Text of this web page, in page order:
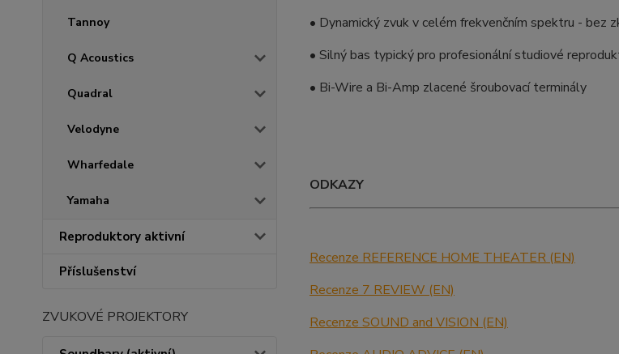
Tannoy
Q Acoustics
Quadral
Velodyne
Wharfedale
Yamaha
Reproduktory aktivní
Příslušenství
ZVUKOVÉ PROJEKTORY
• Dynamický zvuk v celém frekvenčním spektru - bez
• Silný bas typický pro profesionální studiové
• Bi-Wire a Bi-Amp zlacené šroubovací terminály
ODKAZY
Recenze REFERENCE HOME THEATER (EN)
Recenze 7 REVIEW (EN)
Recenze SOUND and VISION (EN)